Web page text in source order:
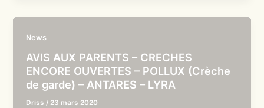
News
AVIS AUX PARENTS – CRECHES
ENCORE OUVERTES – POLLUX (Crèche
de garde) – ANTARES – LYRA
Driss / 23 mars 2020